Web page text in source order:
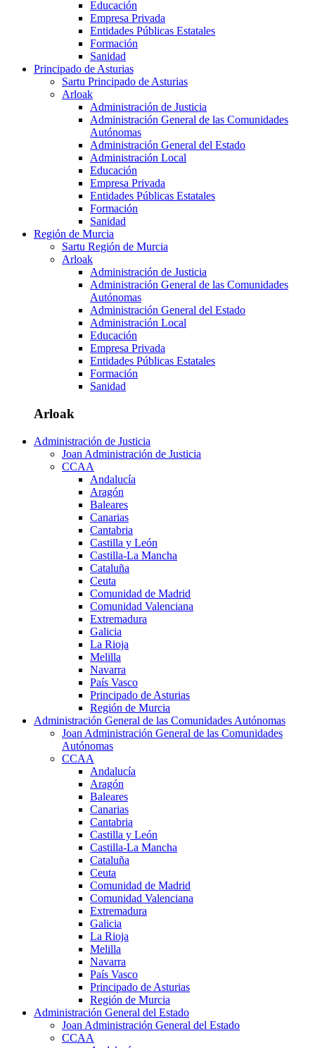
Educación
Empresa Privada
Entidades Públicas Estatales
Formación
Sanidad
Principado de Asturias
Sartu Principado de Asturias
Arloak
Administración de Justicia
Administración General de las Comunidades
Autónomas
Administración General del Estado
Administración Local
Educación
Empresa Privada
Entidades Públicas Estatales
Formación
Sanidad
Región de Murcia
Sartu Región de Murcia
Arloak
Administración de Justicia
Administración General de las Comunidades
Autónomas
Administración General del Estado
Administración Local
Educación
Empresa Privada
Entidades Públicas Estatales
Formación
Sanidad
Arloak
Administración de Justicia
Joan Administración de Justicia
CCAA
Andalucía
Aragón
Baleares
Canarias
Cantabria
Castilla y León
Castilla-La Mancha
Cataluña
Ceuta
Comunidad de Madrid
Comunidad Valenciana
Extremadura
Galicia
La Rioja
Melilla
Navarra
País Vasco
Principado de Asturias
Región de Murcia
Administración General de las Comunidades Autónomas
Joan Administración General de las Comunidades
Autónomas
CCAA
Andalucía
Aragón
Baleares
Canarias
Cantabria
Castilla y León
Castilla-La Mancha
Cataluña
Ceuta
Comunidad de Madrid
Comunidad Valenciana
Extremadura
Galicia
La Rioja
Melilla
Navarra
País Vasco
Principado de Asturias
Región de Murcia
Administración General del Estado
Joan Administración General del Estado
CCAA